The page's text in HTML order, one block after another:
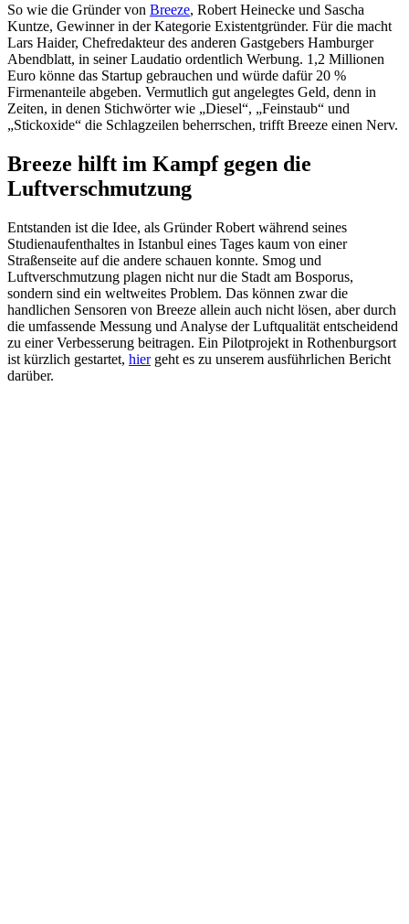
So wie die Gründer von Breeze, Robert Heinecke und Sascha
Kuntze, Gewinner in der Kategorie Existentgründer. Für die macht
Lars Haider, Chefredakteur des anderen Gastgebers Hamburger
Abendblatt, in seiner Laudatio ordentlich Werbung. 1,2 Millionen
Euro könne das Startup gebrauchen und würde dafür 20 %
Firmenanteile abgeben. Vermutlich gut angelegtes Geld, denn in
Zeiten, in denen Stichwörter wie „Diesel“, „Feinstaub“ und
„Stickoxide“ die Schlagzeilen beherrschen, trifft Breeze einen Nerv.
Breeze hilft im Kampf gegen die
Luftverschmutzung
Entstanden ist die Idee, als Gründer Robert während seines
Studienaufenthaltes in Istanbul eines Tages kaum von einer
Straßenseite auf die andere schauen konnte. Smog und
Luftverschmutzung plagen nicht nur die Stadt am Bosporus,
sondern sind ein weltweites Problem. Das können zwar die
handlichen Sensoren von Breeze allein auch nicht lösen, aber durch
die umfassende Messung und Analyse der Luftqualität entscheidend
zu einer Verbesserung beitragen. Ein Pilotprojekt in Rothenburgsort
ist kürzlich gestartet, hiergeht es zu unserem ausführlichen Bericht
darüber.